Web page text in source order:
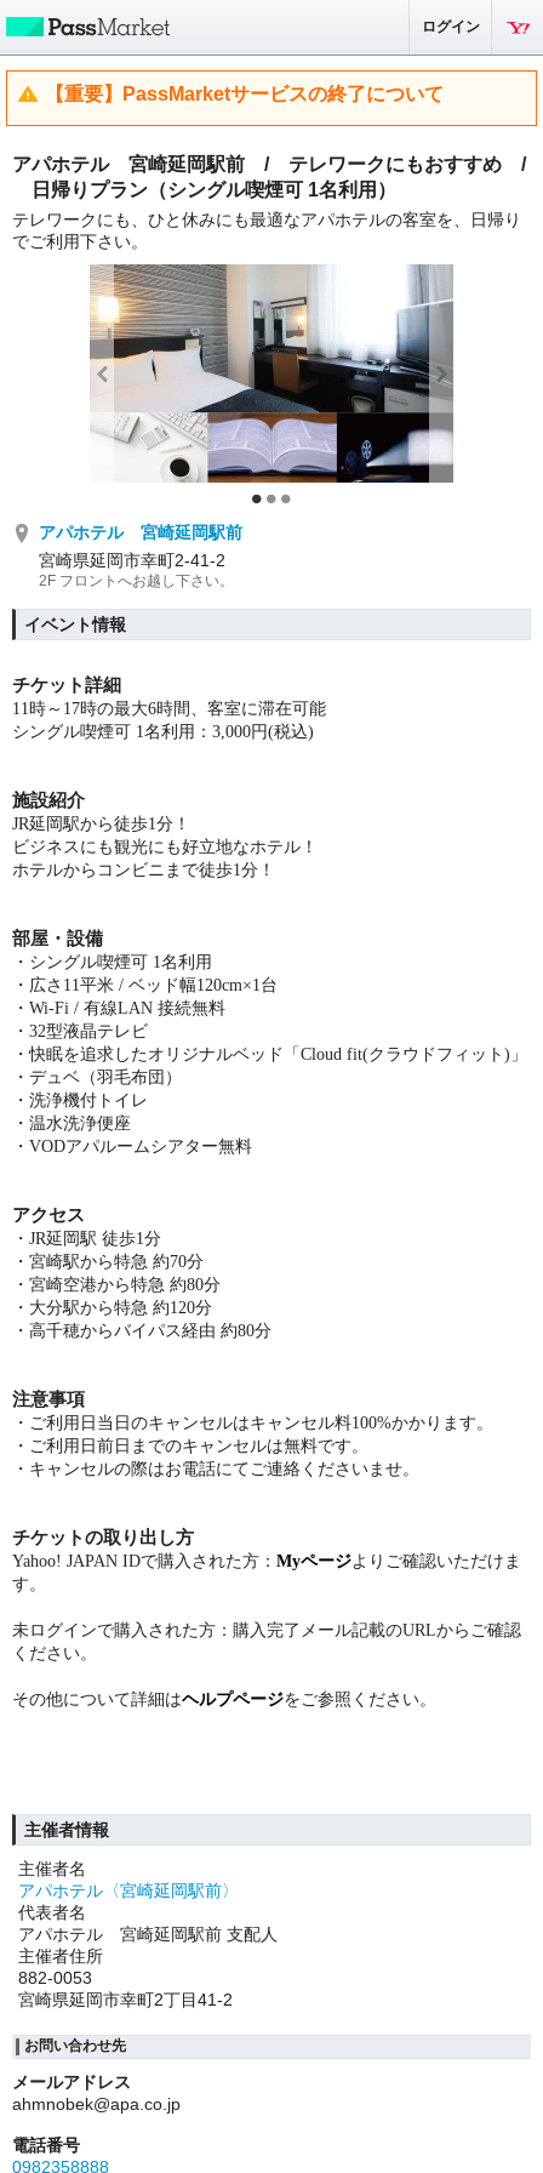
ログイン
【重要】PassMarketサービスの終了について
アパホテル 宮崎延岡駅前 / テレワークにもおすすめ /
日帰りプラン（シングル喫煙可 1名利用）
テレワークにも、ひと休みにも最適なアパホテルの客室を、日帰り
でご利用下さい。
アパホテル 宮崎延岡駅前
宮崎県延岡市幸町2-41-2
2F フロントへお越し下さい。
イベント情報
チケット詳細
11時～17時の最大6時間、客室に滞在可能
シングル喫煙可 1名利用 ：3,000円(税込)
施設紹介
JR延岡駅から徒歩1分！
ビジネスにも観光にも好立地なホテル！
ホテルからコンビニまで徒歩1分！
部屋・設備
・シングル喫煙可 1名利用
・広さ11平米 / ベッド幅120cm×1台
・Wi-Fi / 有線LAN 接続無料
・32型液晶テレビ
・快眠を追求したオリジナルベッド「Cloud fit(クラウドフィット)」
・デュベ（羽毛布団）
・洗浄機付トイレ
・温水洗浄便座
・VODアパルームシアター無料
アクセス
・JR延岡駅 徒歩1分
・宮崎駅から特急 約70分
・宮崎空港から特急 約80分
・大分駅から特急 約120分
・高千穂からバイパス経由 約80分
注意事項
・ご利用日当日のキャンセルはキャンセル料100%かかります。
・ご利用日前日までのキャンセルは無料です。
・キャンセルの際はお電話にてご連絡くださいませ。
チケットの取り出し方
Yahoo! JAPAN IDで購入された方： Myページよりご確認いただけま
す。
未ログインで購入された方：購入完了メール記載のURLからご確認
ください。
その他について詳細はヘルプページをご参照ください。
主催者情報
主催者名
アパホテル〈宮崎延岡駅前〉
代表者名
アパホテル 宮崎延岡駅前 支配人
主催者住所
882-0053
宮崎県延岡市幸町2丁目41-2
お問い合わせ先
メールアドレス
ahmnobek@apa.co.jp
電話番号
0982358888